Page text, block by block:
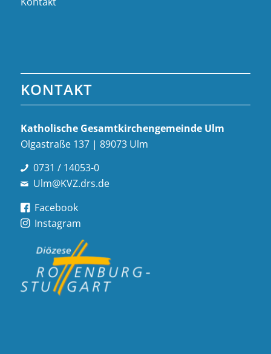
KONTAKT
Katholische Gesamt­kirchen­gemeinde Ulm
Olgastraße 137 | 89073 Ulm
0731 / 14053-0
Ulm@KVZ.drs.de
Facebook
Instagram